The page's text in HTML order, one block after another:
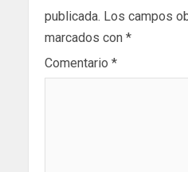
publicada. Los campos
marcados con *
Comentario *